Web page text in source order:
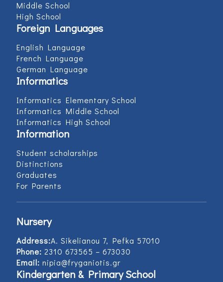
Middle School
High School
Foreign Languages
English Language
French Language
German Language
Informatics
Informatics Elementary School
Informatics Middle School
Informatics High School
Information
Student scholarships
Distinctions
Graduates
For Parents
Nursery
Address:Α. Sikelianou 7, Pefka 57010
Phone: 2310 673565 – 673030
Email: nipia@fryganiotis.gr
Kindergarten & Primary School